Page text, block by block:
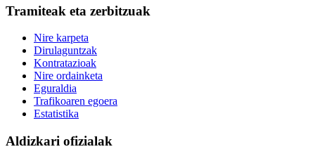
Tramiteak eta zerbitzuak
Nire karpeta
Dirulaguntzak
Kontratazioak
Nire ordainketa
Eguraldia
Trafikoaren egoera
Estatistika
Aldizkari ofizialak